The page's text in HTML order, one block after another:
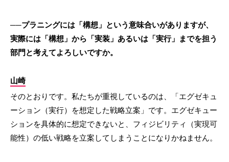
──プラニングには「構想」という意味合いがありますが、
実際には「構想」から「実装」あるいは「実行」までを担う
部門と考えてよろしいですか。
山崎
そのとおりです。私たちが重視しているのは、「エグゼキュ
ーション（実行）を想定した戦略立案」です。エグゼキュー
ションを具体的に想定できないと、フィジビリティ（実現可
能性）の低い戦略を立案してしまうことになりかねません。